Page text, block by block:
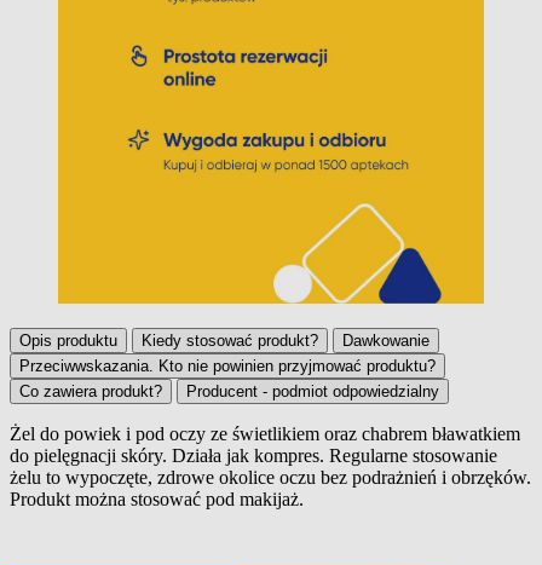
Opis produktu Kiedy stosować produkt?
Dawkowanie
Przeciwwskazania. Kto nie powinien przyjmować produktu?
Co zawiera produkt?
Producent - podmiot odpowiedzialny
Opis produktu
Żel do powiek i pod oczy ze świetlikiem oraz chabrem bławatkiem
do pielęgnacji skóry. Działa jak kompres. Regularne stosowanie
żelu to wypoczęte, zdrowe okolice oczu bez podrażnień i obrzęków.
Produkt można stosować pod makijaż.